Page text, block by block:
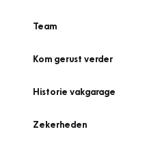
Team
Kom gerust verder
Historie vakgarage
Zekerheden